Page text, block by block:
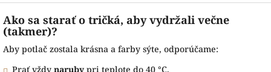
Ako sa starať o tričká, aby vydržali večne
(takmer)?
Aby potlač zostala krásna a farby sýte, odporúčame:
Prať vždy naruby pri teplote do 40 °C.